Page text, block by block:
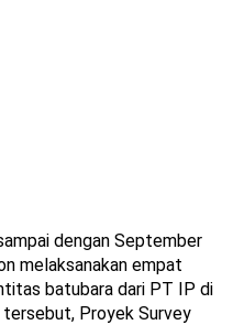
dengan September
melaksanakan empat
batubara dari PT IP di
Proyek Survey